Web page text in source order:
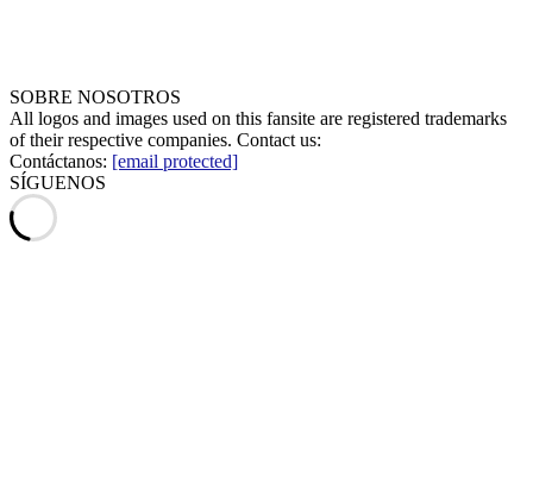
SOBRE NOSOTROS
All logos and images used on this fansite are registered trademarks
of their respective companies. Contact us:
Contáctanos: [email protected]
SÍGUENOS